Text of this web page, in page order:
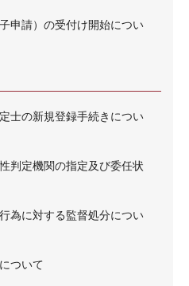
申請）の受付け開始につい
士の新規登録手続きについ
判定機関の指定及び委任状
為に対する監督処分につい
ついて